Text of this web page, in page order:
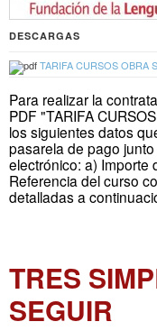
DESCARGAS
TARIFA CURSOS OBRA
Para realizar la
PDF "TARIFA
los siguientes datos
pasarela de pago
electrónico: a) Importe
Referencia del curso
detalladas a
TRES
SEGUIR